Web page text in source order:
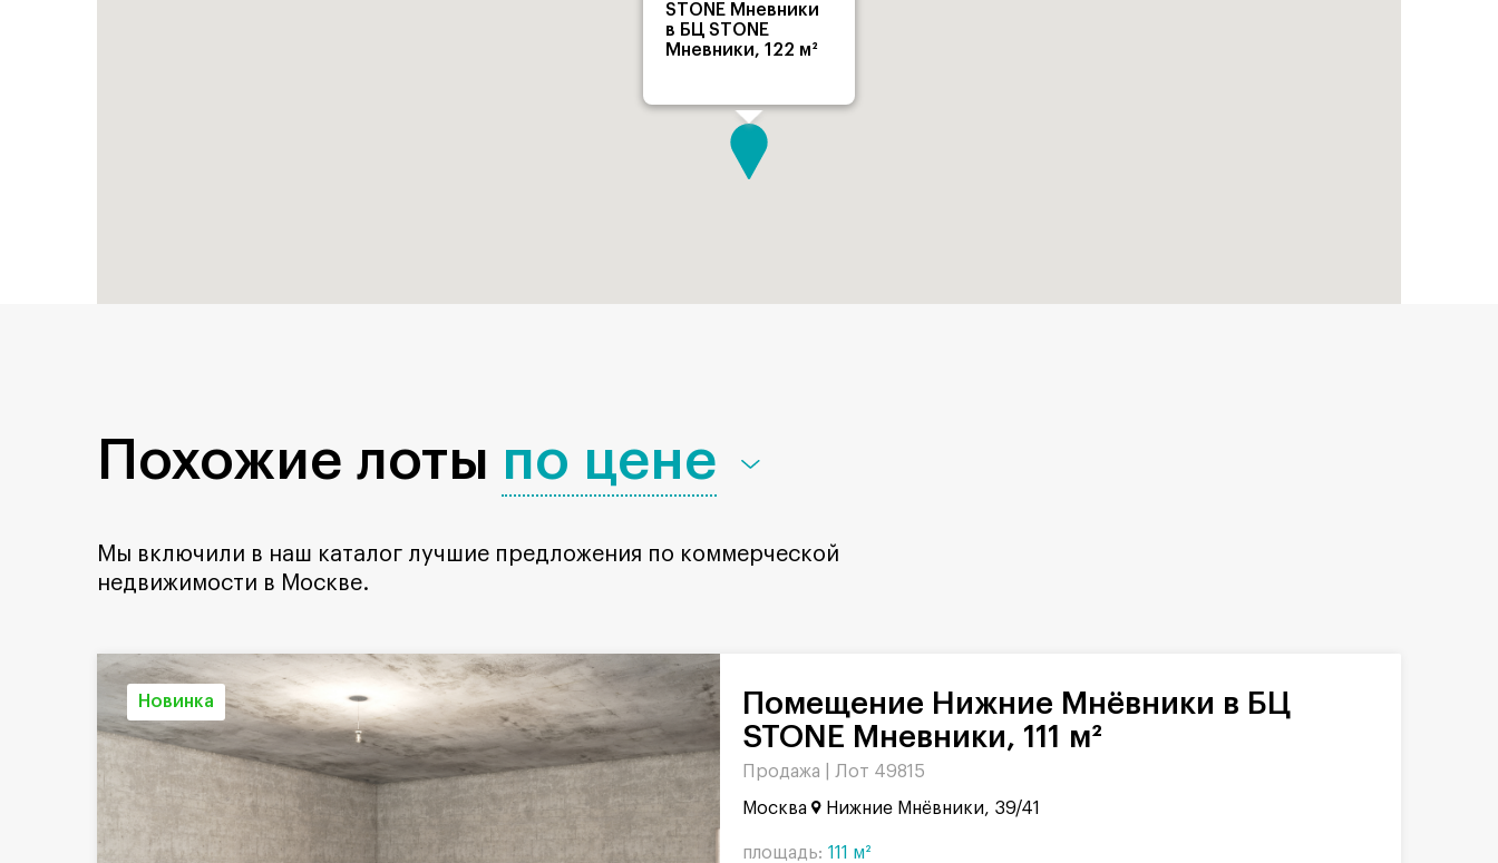
STONE Мневники
в БЦ STONE
Мневники, 122 м²
Похожие лоты по цене
Мы включили в наш каталог лучшие предложения по коммерческой
недвижимости в Москве.
Новинка
Помещение Нижние Мнёвники в БЦ
STONE Мневники, 111 м²
Продажа | Лот 49815
Москва Нижние Мнёвники, 39/41
площадь: 111 м²